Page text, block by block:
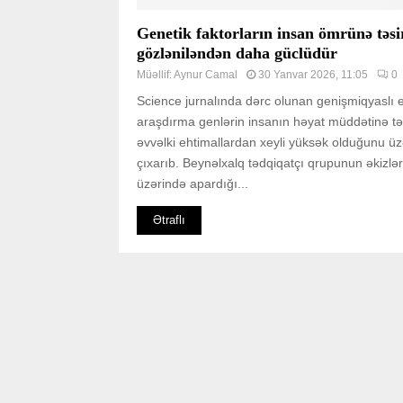
Genetik faktorların insan ömrünə
gözləniləndən daha güclüdür
Müəllif:Aynur Camal 30 Yanvar 2026, 11:05 0
Science jurnalında dərc olunan genişmiqyaslı
araşdırma genlərin insanın həyat müddətinə
əvvəlki ehtimallardan xeyli yüksək olduğunu
çıxarıb. Beynəlxalq tədqiqatçı qrupunun əkizlər
üzərində apardığı...
Ətraflı